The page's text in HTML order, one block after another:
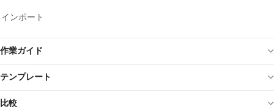
インポート
作業ガイド
テンプレート
比較